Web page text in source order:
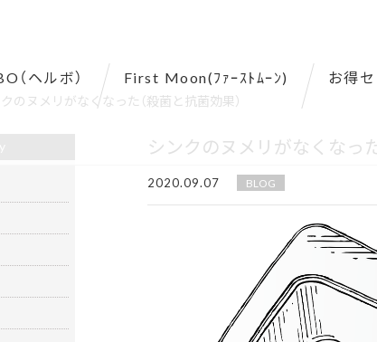
（ヘルボ） First Moon(ﾌｧｰｽﾄﾑｰﾝ) お得
のヌメリがなくなった（殺菌と抗菌効果）
シンクのヌメリがなくなっ
2020.09.07 BLOG